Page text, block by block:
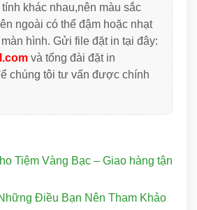
khác nhau,nên màu sắc
ngoài có thể đậm hoặc nhạt
hình. Gửi file đặt in tại đây:
và tổng đài đặt in
chúng tôi tư vấn được chính
Tiệm Vàng Bạc – Giao hàng tận
Điều Bạn Nên Tham Khảo